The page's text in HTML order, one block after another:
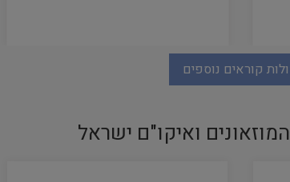
קוראים נוספים
ואיקו"ם ישראל